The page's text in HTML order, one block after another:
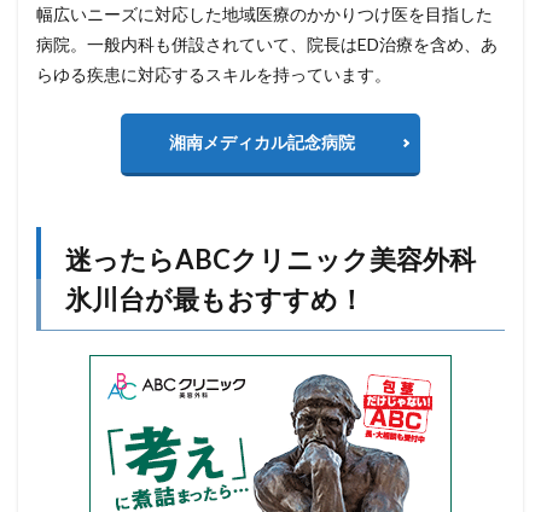
幅広いニーズに対応した地域医療のかかりつけ医を目指した
病院。一般内科も併設されていて、院長はED治療を含め、あ
らゆる疾患に対応するスキルを持っています。
湘南メディカル記念病院
迷ったらABCクリニック美容外科
氷川台が最もおすすめ！